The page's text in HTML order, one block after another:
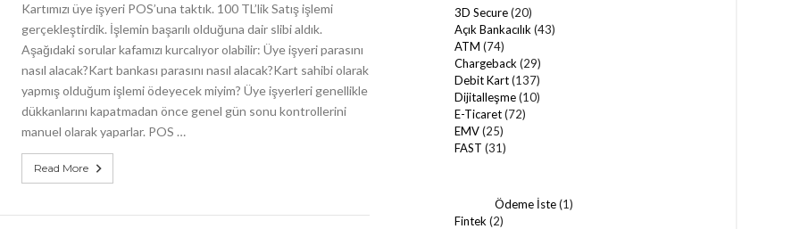
Kartımızı üye işyeri POS’una taktık. 100 TL’lik Satış işlemi
gerçekleştirdik. İşlemin başarılı olduğuna dair slibi aldık.
Aşağıdaki sorular kafamızı kurcalıyor olabilir: Üye işyeri parasını
nasıl alacak?Kart bankası parasını nasıl alacak?Kart sahibi olarak
yapmış olduğum işlemi ödeyecek miyim? Üye işyerleri genellikle
dükkanlarını kapatmadan önce genel gün sonu kontrollerini
manuel olarak yaparlar. POS …
Read More
3D Secure(20)
Açık Bankacılık (43)
ATM (74)
Chargeback (29)
Debit Kart(137)
Dijitalleşme(10)
E-Ticaret(72)
EMV(25)
FAST (31)
Ödeme İste(1)
Fintek (2)